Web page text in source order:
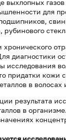
выхлопных
для
рубинового
хронического
диагностики
исследования
придатки кожи
в
результата
в